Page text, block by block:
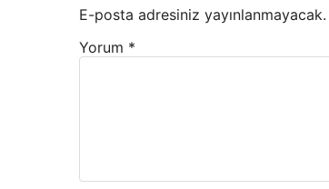
E-posta adresiniz yayınlanmayacak.
Yorum *